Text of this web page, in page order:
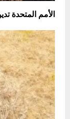
الأمم المتحدة